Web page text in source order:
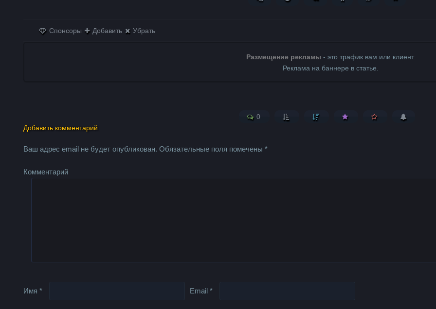
Спонсоры Добавить Убрать
Размещение рекламы - это трафик вам или клиент.
Реклама на баннере в статье.
0
Добавить комментарий
Ваш адрес email не будет опубликован. Обязательные поля помечены*
Комментарий
Имя* Email*